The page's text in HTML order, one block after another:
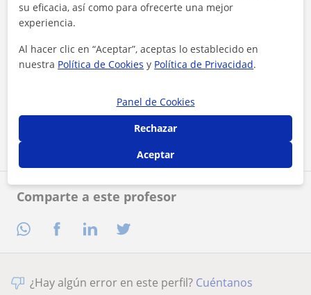
Comparte a este profesor
Contactar ahora
¿Hay algún error en este perfil? Cuéntanos
su eficacia, así como para ofrecerte una mejor
experiencia.
Al hacer clic en “Aceptar”, aceptas lo establecido en
nuestra Política de Cookies y Política de Privacidad.
Panel de Cookies
Rechazar
Aceptar